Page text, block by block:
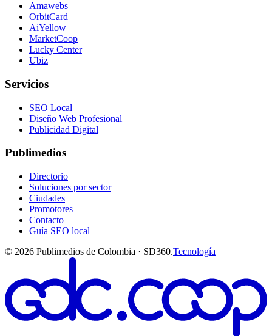
Amawebs
OrbitCard
AiYellow
MarketCoop
Lucky Center
Ubiz
Servicios
SEO Local
Diseño Web Profesional
Publicidad Digital
Publimedios
Directorio
Soluciones por sector
Ciudades
Promotores
Contacto
Guía SEO local
© 2026 Publimedios de Colombia · SD360.Tecnología